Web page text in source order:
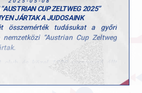
CUP ZELTWEG 2025”
JÁRTAK A JUDOSAINK
összemérték tudásukat a győri
“Austrian Cup Zeltweg
club és közel 1300 versenyző állt
szép eredmények születtek:
Kilián 7.hely